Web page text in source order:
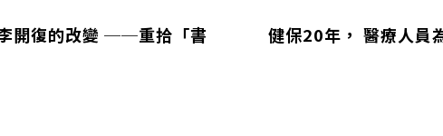
開復的改變 ──重拾「書
健保20年， 醫療人員